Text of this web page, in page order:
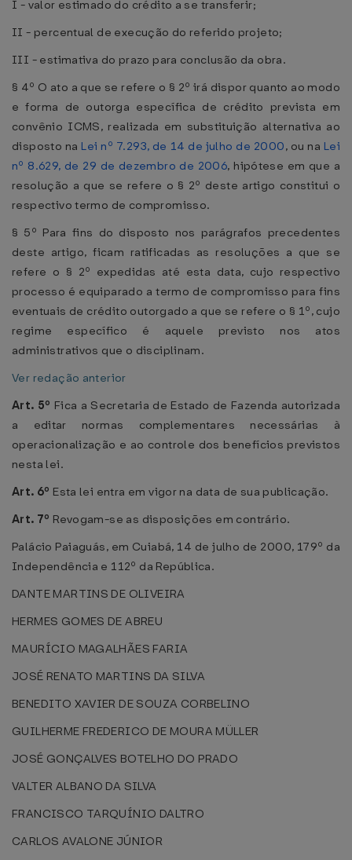
I - valor estimado do crédito a se transferir;
II - percentual de execução do referido projeto;
III - estimativa do prazo para conclusão da obra.
§ 4º O ato a que se refere o § 2º irá dispor quanto ao modo
e forma de outorga específica de crédito prevista em
convênio ICMS, realizada em substituição alternativa ao
disposto na Lei nº 7.293, de 14 de julho de 2000, ou na Lei
nº 8.629, de 29 de dezembro de 2006, hipótese em que a
resolução a que se refere o § 2º deste artigo constitui o
respectivo termo de compromisso.
§ 5º Para fins do disposto nos parágrafos precedentes
deste artigo, ficam ratificadas as resoluções a que se
refere o § 2º expedidas até esta data, cujo respectivo
processo é equiparado a termo de compromisso para fins
eventuais de crédito outorgado a que se refere o § 1º, cujo
regime específico é aquele previsto nos atos
administrativos que o disciplinam.
Ver redação anterior
Art. 5º Fica a Secretaria de Estado de Fazenda autorizada
a editar normas complementares necessárias à
operacionalização e ao controle dos benefícios previstos
nesta lei.
Art. 6º Esta lei entra em vigor na data de sua publicação.
Art. 7º Revogam-se as disposições em contrário.
Palácio Paiaguás, em Cuiabá, 14 de julho de 2000, 179º da
Independência e 112º da República.
DANTE MARTINS DE OLIVEIRA
HERMES GOMES DE ABREU
MAURÍCIO MAGALHÃES FARIA
JOSÉ RENATO MARTINS DA SILVA
BENEDITO XAVIER DE SOUZA CORBELINO
GUILHERME FREDERICO DE MOURA MÜLLER
JOSÉ GONÇALVES BOTELHO DO PRADO
VALTER ALBANO DA SILVA
FRANCISCO TARQUÍNIO DALTRO
CARLOS AVALONE JÚNIOR